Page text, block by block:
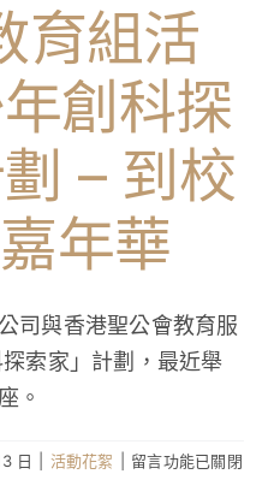
項
目〉
育組活
創科探
– 到校
年華
司與香港聖公會教育服
索家」計劃，最近舉
。
日 活動花絮
在
留言功能已關閉